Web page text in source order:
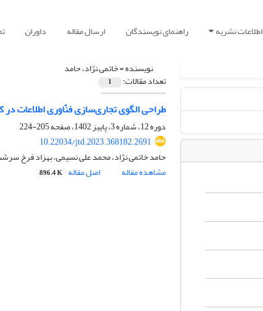
اطلاعات نشریه راهنمای نویسندگان ارسال مقاله داوران
نویسنده =خاتمی نژاد، حامد
تعداد مقالات: 1
طراحی الگوی تجاری‌سازی فنّاوری اطلاعات
دوره 12، شماره 3، پاییز 1402، صفحه
205-224
10.22034/jtd.2023.368182.2691
حامد خاتمی نژاد، محمد علی نسیمی، بهزاد فرخ
مشاهده مقاله
اصل مقاله 896.4 K